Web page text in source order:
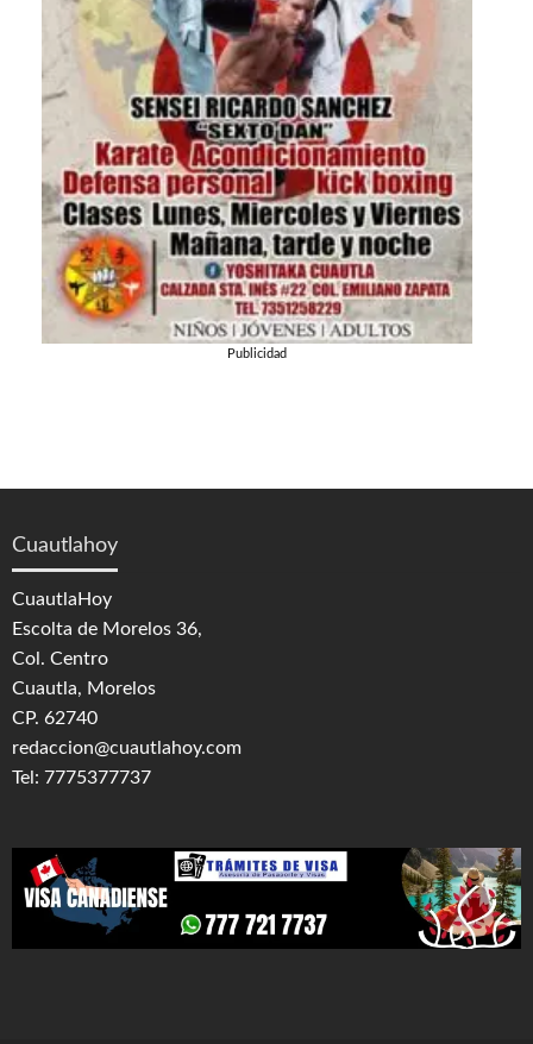
Publicidad
Cuautlahoy
CuautlaHoy
Escolta de Morelos 36,
Col. Centro
Cuautla, Morelos
CP. 62740
redaccion@cuautlahoy.com
Tel: 7775377737